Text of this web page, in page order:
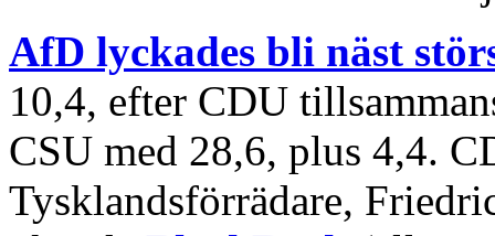
AfD lyckades bli näst
10,4, efter CDU
CSU med 28,6, plus 4,4.
Tysklandsförrädare,